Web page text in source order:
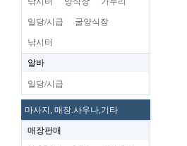
일당/시급 굴양식장
낚시터
알바
일당/시급
마사지, 매장.사우나,기타
매장판매